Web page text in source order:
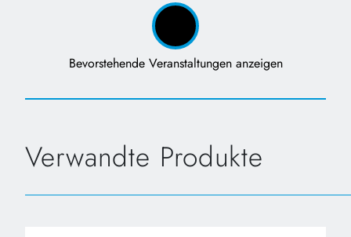
Bevorstehende Veranstaltungen anzeigen
Verwandte Produkte